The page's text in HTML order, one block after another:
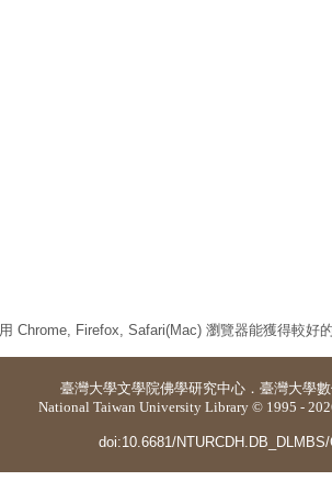
Chrome, Firefox, Safari(Mac) 瀏覽器能獲得較好
臺灣大學文學院佛學研究中心 ． 臺灣大學
National Taiwan University Library © 1995 -
doi:10.6681/